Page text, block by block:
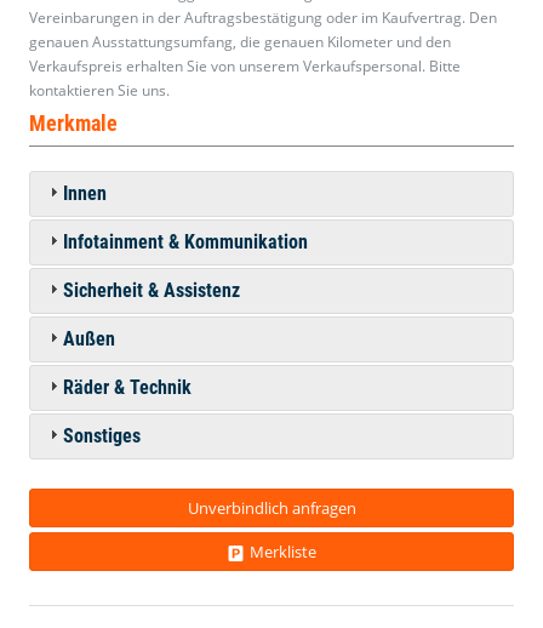
Vereinbarungen in der Auftragsbestätigung oder im Kaufvertrag. Den
genauen Ausstattungsumfang, die genauen Kilometer und den
Verkaufspreis erhalten Sie von unserem Verkaufspersonal. Bitte
kontaktieren Sie uns.
Merkmale
Innen
Infotainment & Kommunikation
Sicherheit & Assistenz
Außen
Räder & Technik
Sonstiges
Unverbindlich anfragen
Merkliste